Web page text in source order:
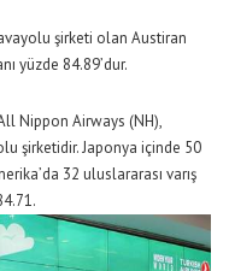
şirketi olan Austiran
yüzde 84.89’dur.
Nippon Airways (NH),
şirketidir. Japonya içinde 50
32 uluslararası varış